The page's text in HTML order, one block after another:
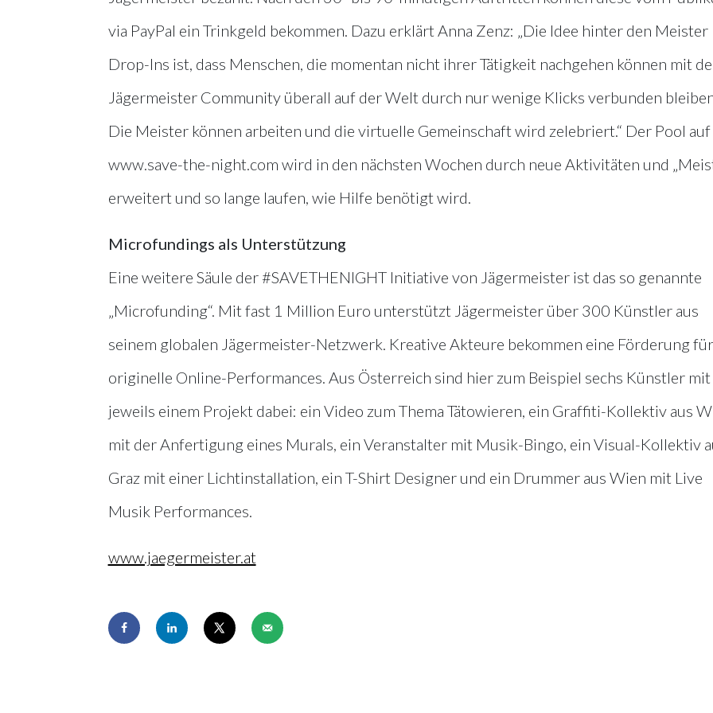
via PayPal ein Trinkgeld bekommen. Dazu erklärt Anna Zenz: „Die Idee hinter den Meister
Drop-Ins ist, dass Menschen, die momentan nicht ihrer Tätigkeit nachgehen können mit
Jägermeister Community überall auf der Welt durch nur wenige Klicks verbunden
Die Meister können arbeiten und die virtuelle Gemeinschaft wird zelebriert.“ Der Pool auf
www.save-the-night.com wird in den nächsten Wochen durch neue Aktivitäten und
erweitert und so lange laufen, wie Hilfe benötigt wird.
Microfundings als Unterstützung
Eine weitere Säule der #SAVETHENIGHT Initiative von Jägermeister ist das so genannte
„Microfunding“. Mit fast 1 Million Euro unterstützt Jägermeister über 300 Künstler aus
seinem globalen Jägermeister-Netzwerk. Kreative Akteure bekommen eine Förderung für
originelle Online-Performances. Aus Österreich sind hier zum Beispiel sechs Künstler mit
jeweils einem Projekt dabei: ein Video zum Thema Tätowieren, ein Graffiti-Kollektiv aus
mit der Anfertigung eines Murals, ein Veranstalter mit Musik-Bingo, ein Visual-Kollektiv
Graz mit einer Lichtinstallation, ein T-Shirt Designer und ein Drummer aus Wien mit Live
Musik Performances.
www.jaegermeister.at